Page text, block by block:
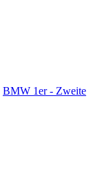
BMW 1er - Zweite